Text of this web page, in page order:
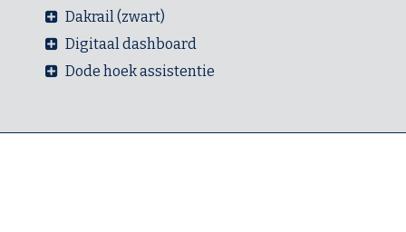
Dakrail (zwart)
Digitaal dashboard
Dode hoek assistentie